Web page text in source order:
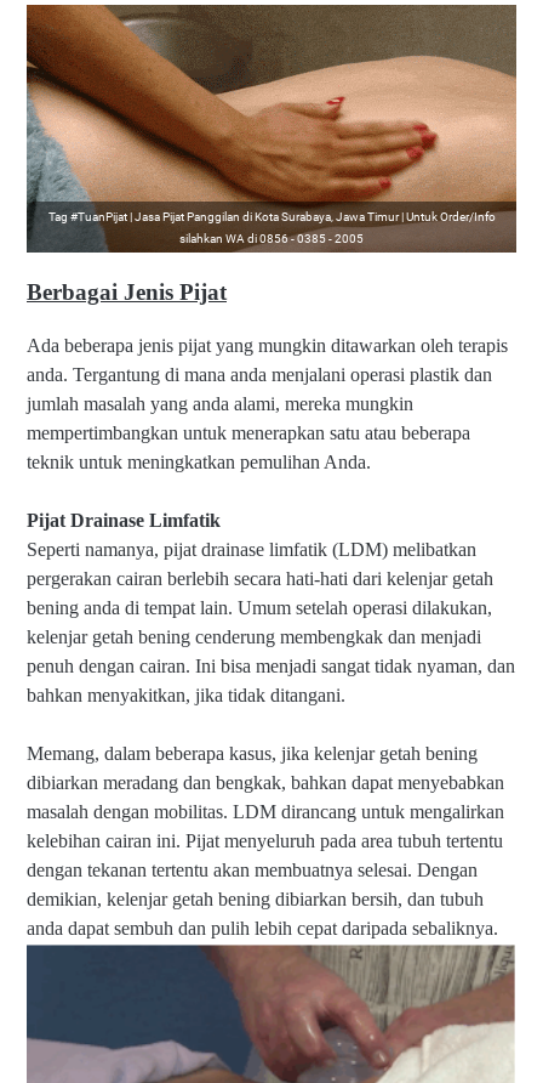
Tag #TuanPijat | Jasa Pijat Panggilan di Kota Surabaya, Jawa Timur | Untuk Order/Info
silahkan WA di 0856 - 0385 - 2005
Berbagai Jenis Pijat
Ada beberapa jenis pijat yang mungkin ditawarkan oleh terapis
anda. Tergantung di mana anda menjalani operasi plastik dan
jumlah masalah yang anda alami, mereka mungkin
mempertimbangkan untuk menerapkan satu atau beberapa
teknik untuk meningkatkan pemulihan Anda.
Pijat Drainase Limfatik
Seperti namanya, pijat drainase limfatik (LDM) melibatkan
pergerakan cairan berlebih secara hati-hati dari kelenjar getah
bening anda di tempat lain. Umum setelah operasi dilakukan,
kelenjar getah bening cenderung membengkak dan menjadi
penuh dengan cairan. Ini bisa menjadi sangat tidak nyaman, dan
bahkan menyakitkan, jika tidak ditangani.
Memang, dalam beberapa kasus, jika kelenjar getah bening
dibiarkan meradang dan bengkak, bahkan dapat menyebabkan
masalah dengan mobilitas. LDM dirancang untuk mengalirkan
kelebihan cairan ini. Pijat menyeluruh pada area tubuh tertentu
dengan tekanan tertentu akan membuatnya selesai. Dengan
demikian, kelenjar getah bening dibiarkan bersih, dan tubuh
anda dapat sembuh dan pulih lebih cepat daripada sebaliknya.